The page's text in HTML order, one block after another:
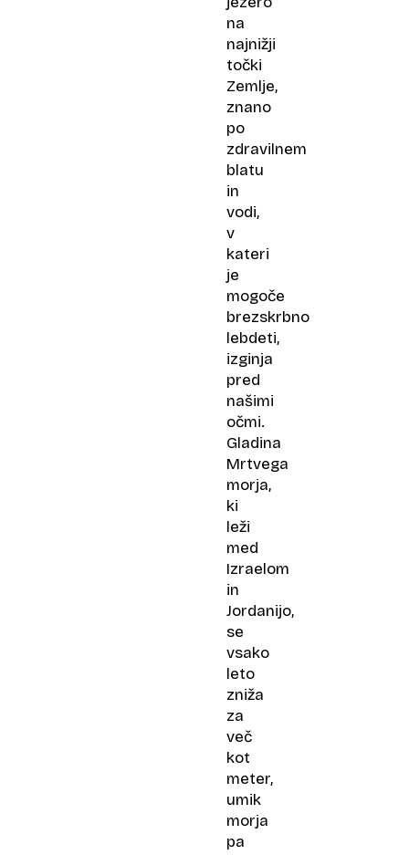
na
najnižji
točki
Zemlje,
znano
po
zdravilnem
blatu
in
vodi,
v
kateri
je
mogoče
brezskrbno
lebdeti,
izginja
pred
našimi
očmi.
Gladina
Mrtvega
morja,
ki
leži
med
Izraelom
in
Jordanijo,
se
vsako
leto
zniža
za
več
kot
meter,
umik
morja
pa